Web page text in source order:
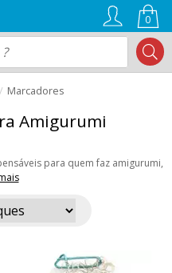
0
Marcadores
Amigurumi
para quem faz amigurumi,
rápido para todo Brasil!